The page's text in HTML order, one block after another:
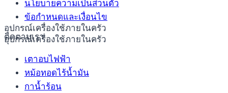
อุปกรณ์เครื่องใช้ภายในครัว
อุปกรณ์เครื่องใช้ภายในครัว
เตาอบไฟฟ้า
หม้อทอดไร้น้ำมัน
กาน้ำร้อน
นโยบายความเป็นส่วนตัว
ข้อกำหนดและเงื่อนไข
ติดตามเรา